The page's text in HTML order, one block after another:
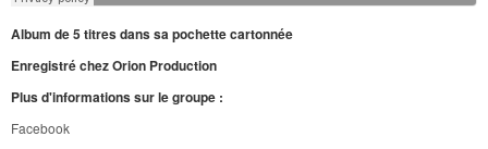
Album de 5 titres dans sa pochette cartonnée
Enregistré chez Orion Production
Plus d'informations sur le groupe :
Facebook